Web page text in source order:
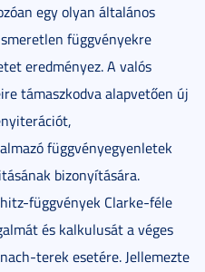
egy olyan általános
függvényekre
eredményez. A valós
támaszkodva alapvetően új
függvényegyenletek
bizonyítására.
függvények Clarke-féle
és kalkulusát a véges
terek esetére. Jellemezte